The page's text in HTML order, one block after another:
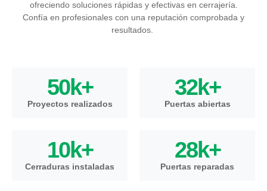
ofreciendo soluciones rápidas y efectivas en cerrajería.
Confía en profesionales con una reputación comprobada y
resultados.
Proyectos realizados
50k+
Puertas abiertas
32k+
Cerraduras instaladas
10k+
Puertas reparadas
28k+